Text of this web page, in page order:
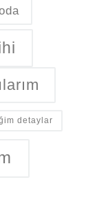
detaylar